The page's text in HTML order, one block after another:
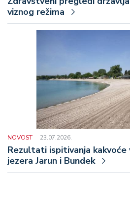
viznog režima
NOVOST 23.07.2026.
Rezultati ispitivanja kakvoće
jezera Jarun i Bundek